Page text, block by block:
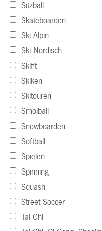
Sitzball
Skateboarden
Ski Alpin
Ski Nordisch
Skifit
Skiken
Skitouren
Smolball
Snowboarden
Softball
Spielen
Spinning
Squash
Street Soccer
Tai Chi